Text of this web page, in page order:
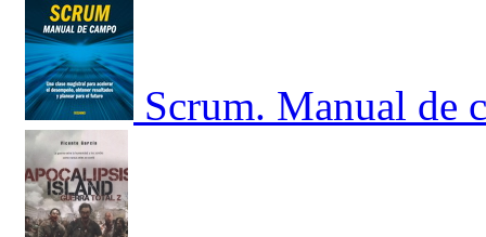
Scrum. Manual de